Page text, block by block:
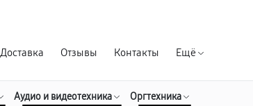
Доставка Отзывы Контакты Ещё
Аудио и видеотехника Оргтехника